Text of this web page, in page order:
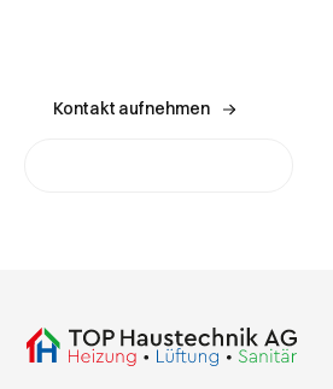
Kontakt aufnehmen